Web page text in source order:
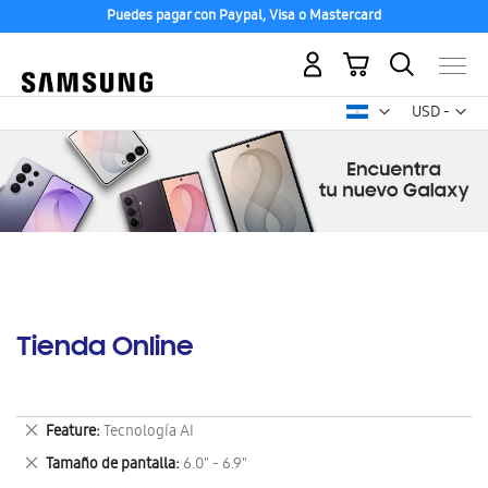
Puedes pagar con Paypal, Visa o Mastercard
USD -
dólar
Mi carrito
Tienda Online
Feature Tecnología AI
Eliminar
este
artículo
Tamaño de pantalla 6.0" - 6.9"
Eliminar